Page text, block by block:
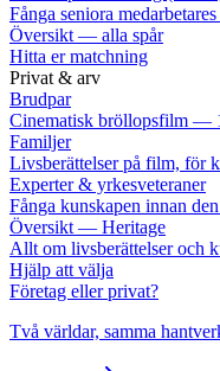
Fånga seniora
Översikt — alla spår
Hitta er matchning
Privat & arv
Brudpar
Cinematisk bröllopsfilm —
Familjer
Livsberättelser på film, för
Experter & yrkesveteraner
Fånga kunskapen innan
Översikt — Heritage
Allt om livsberättelser och
Hjälp att välja
Företag eller privat?
Två världar, samma